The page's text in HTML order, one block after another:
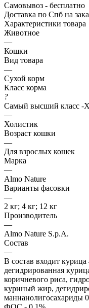
Самовывоз - бесплатно
Доставка по Спб на
Характеристики товара
Животное
—
Кошки
Вид товара
—
Сухой корм
Класс корма
?
Самый высший класс -
—
Холистик
Возраст кошки
—
Для взрослых кошек
Марка
—
Almo Nature
Варианты фасовки
—
2 кг; 4 кг; 12 кг
Производитель
—
Almo Nature S.p.A.
Состав
—
В состав входит
дегидрированная
коричневого риса,
куриный жир,
маннанолигосахариды